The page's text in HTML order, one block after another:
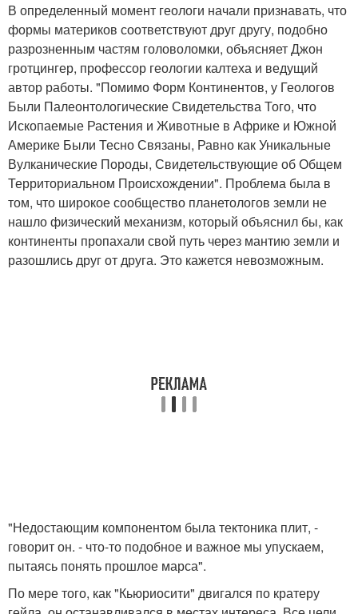
В определенный момент геологи начали признавать, что
формы материков соответствуют друг другу, подобно
разрозненным частям головоломки, объясняет Джон
гротцингер, профессор геологии калтеха и ведущий
автор работы. "Помимо Форм Континентов, у Геологов
Были Палеонтологические Свидетельства Того, что
Ископаемые Растения и Животные в Африке и Южной
Америке Были Тесно Связаны, Равно как Уникальные
Вулканические Породы, Свидетельствующие об Общем
Территориальном Происхождении". Проблема была в
том, что широкое сообщество планетологов земли не
нашло физический механизм, который объяснил бы, как
континенты пропахали свой путь через мантию земли и
разошлись друг от друга. Это кажется невозможным.
"Недостающим компонентом была тектоника плит, -
говорит он. - что-то подобное и важное мы упускаем,
пытаясь понять прошлое марса".
По мере того, как "Кьюриосити" двигался по кратеру